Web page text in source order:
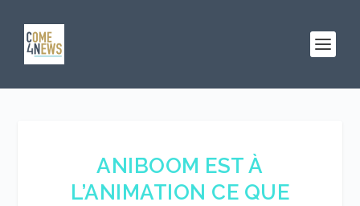
ANIBOOM EST À
L’ANIMATION CE QUE